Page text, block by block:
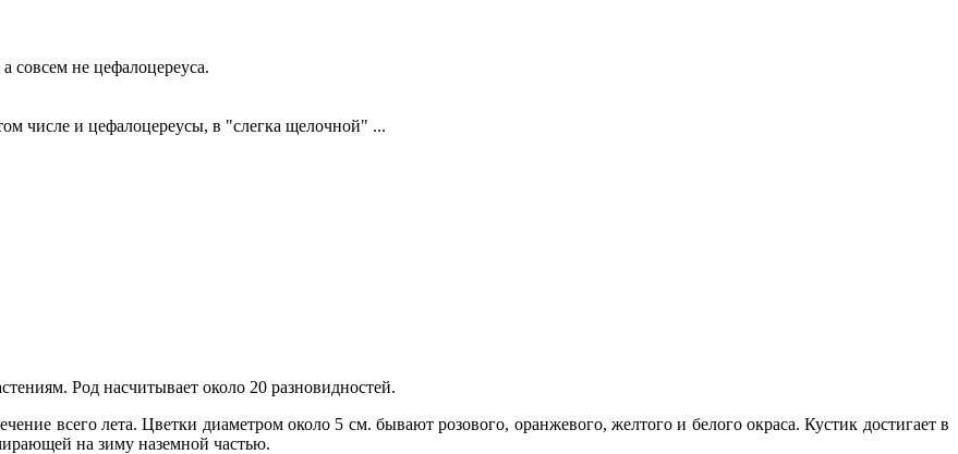
совсем не цефалоцереуса.
числе и цефалоцереусы, в "слегка щелочной" ...
Род насчитывает около 20 разновидностей.
всего лета. Цветки диаметром около 5 см. бывают розового, оранжевого, желтого и белого окраса. Кустик достигает в
на зиму наземной частью.